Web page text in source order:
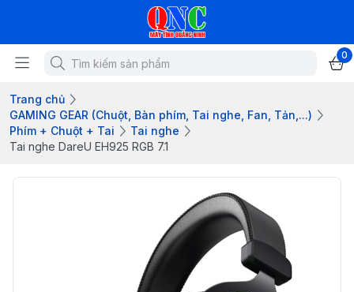
0
Trang chủ
GAMING GEAR (Chuột, Bàn phím, Tai nghe, Fan, Tản,...)
Phím + Chuột + Tai
Tai nghe
Tai nghe DareU EH925 RGB 7.1